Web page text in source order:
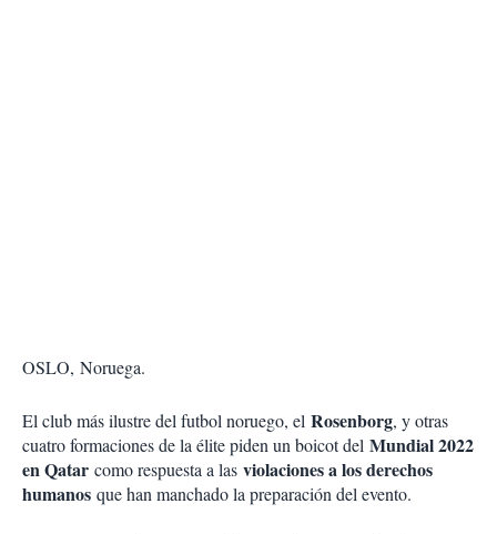
OSLO, Noruega.
El club más ilustre del futbol noruego, el Rosenborg, y otras
cuatro formaciones de la élite piden un boicot del Mundial 2022
en Qatar como respuesta a las violaciones a los derechos
humanos que han manchado la preparación del evento.